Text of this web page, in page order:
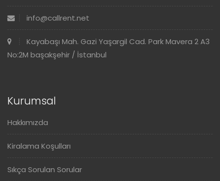
info@callrent.net
Kayabaşı Mah. Gazi Yaşargil Cad. Park Mavera 2 A3
No:2M başakşehir / İstanbul
Kurumsal
Hakkımızda
Kiralama Koşulları
Sıkça Sorulan Sorular